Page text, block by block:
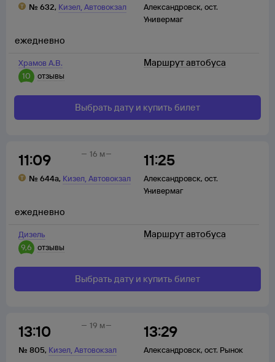
№ 632, Кизел,Автовокзал Александровск, ост.
Универмаг
Храмов А.В.
10
отзывы
ежедневно
Маршрут автобуса
Выбрать дату и купить билет
11:09
№ 644а, Кизел,Автовокзал
11:25
Александровск, ост.
Универмаг
16 м
Дизель
9,6
отзывы
ежедневно
Маршрут автобуса
Выбрать дату и купить билет
13:10
№ 805, Кизел,Автовокзал
13:29
Александровск, ост. Рынок
19 м